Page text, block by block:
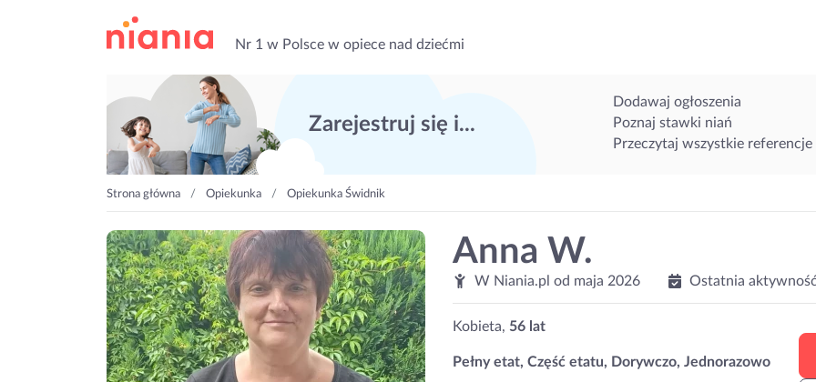
Nr 1 w Polsce w opiece nad dziećmi
Zarejestruj się i...
Dodawaj ogłoszenia
Poznaj stawki niań
Przeczytaj wszystkie referencje
Strona główna Opiekunka Opiekunka Świdnik
Anna W.
W Niania.pl od maja 2026 Ostatnia
Kobieta, 56 lat
Pełny etat, Część etatu, Dorywczo, Jednorazowo